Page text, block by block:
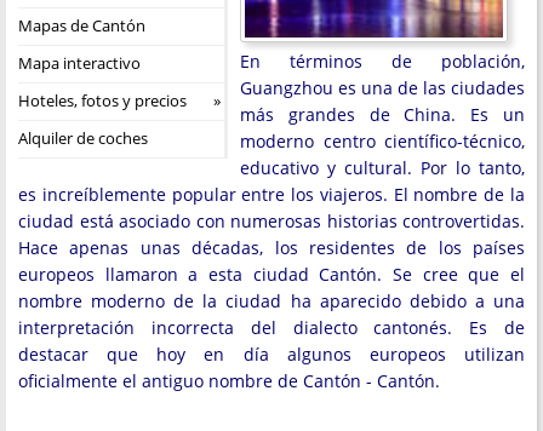
Mapas de Cantón
Mapa interactivo
Hoteles, fotos y precios
Alquiler de coches
En términos de población,
Guangzhou es una de las ciudades
más grandes de China. Es un
moderno centro científico-técnico,
educativo y cultural. Por lo tanto,
es increíblemente popular entre los viajeros. El nombre de la
ciudad está asociado con numerosas historias controvertidas.
Hace apenas unas décadas, los residentes de los países
europeos llamaron a esta ciudad Cantón. Se cree que el
nombre moderno de la ciudad ha aparecido debido a una
interpretación incorrecta del dialecto cantonés. Es de
destacar que hoy en día algunos europeos utilizan
oficialmente el antiguo nombre de Cantón - Cantón.